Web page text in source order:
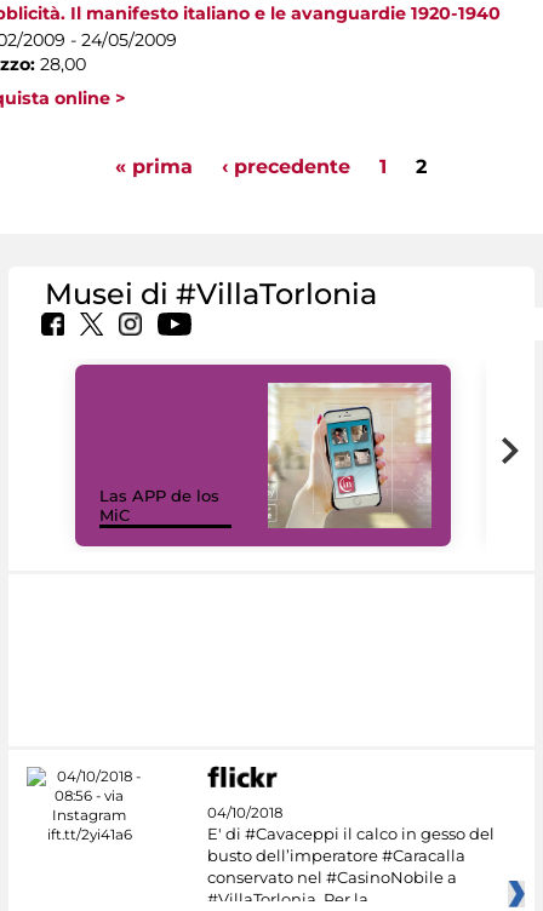
Il manifesto italiano e le avanguardie 1920-1940
2009 - 24/05/2009
28,00
online >
« prima ‹ precedente 1 2
Musei di #VillaTorlonia
Las APP de los
MiC
04/10/2018
E' di #Cavaceppi il calco in gesso del
busto dell’imperatore #Caracalla
conservato nel #CasinoNobile a
#VillaTorlonia. Per la